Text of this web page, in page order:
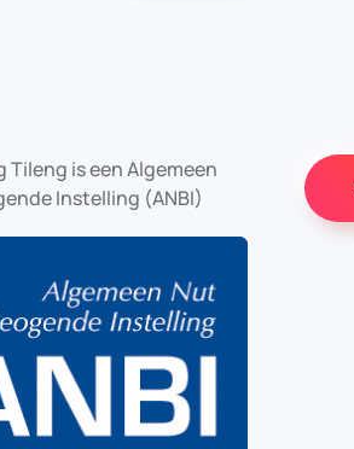
is een Algemeen
Instelling (ANBI)